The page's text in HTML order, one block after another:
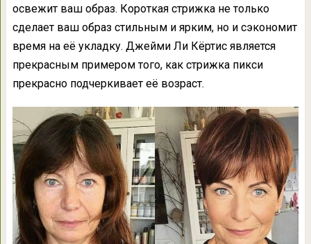
освежит ваш образ. Короткая стрижка не только
сделает ваш образ стильным и ярким, но и сэкономит
время на её укладку. Джейми Ли Кёртис является
прекрасным примером того, как стрижка пикси
прекрасно подчеркивает её возраст.